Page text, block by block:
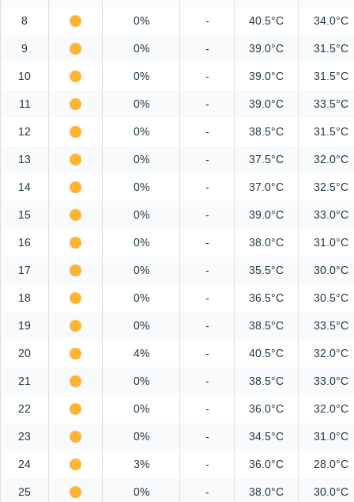
8 0% - 40.5°C 34.0°C
9 0% - 39.0°C 31.5°C
10 0% - 39.0°C 31.5°C
11 0% - 39.0°C 33.5°C
12 0% - 38.5°C 31.5°C
13 0% - 37.5°C 32.0°C
14 0% - 37.0°C 32.5°C
15 0% - 39.0°C 33.0°C
16 0% - 38.0°C 31.0°C
17 0% - 35.5°C 30.0°C
18 0% - 36.5°C 30.5°C
19 0% - 38.5°C 33.5°C
20 4% - 40.5°C 32.0°C
21 0% - 38.5°C 33.0°C
22 0% - 36.0°C 32.0°C
23 0% - 34.5°C 31.0°C
24 3% - 36.0°C 28.0°C
25 0% - 38.0°C 30.0°C